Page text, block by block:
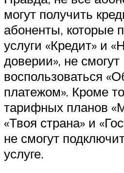
могут получить
абоненты, которые
услуги «Кредит» и
доверии», не смогут
воспользоваться
платежом». Кроме
тарифных планов
«Твоя страна» и
не смогут
услуге.